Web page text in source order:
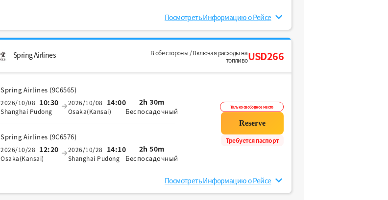
Посмотреть Информацию о Рейсе
Spring Airlines
В обе стороны / Включая расходы на
топливоUSD266
Spring Airlines (9C6565)
2026/10/08 10:30
Shanghai Pudong
2026/10/08 14:00
Osaka(Kansai)
2h 30m
Беспосадочный
Spring Airlines (9C6576)
2026/10/28 12:20
Osaka(Kansai)
2026/10/28 14:10
Shanghai Pudong
2h 50m
Беспосадочный
Только свободное место
Требуется паспорт
Посмотреть Информацию о Рейсе